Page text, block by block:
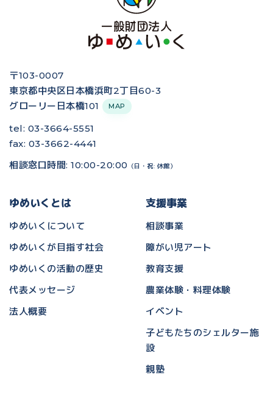
〒103-0007
東京都中央区日本橋浜町2丁目60-3
グローリー日本橋101
MAP
tel: 03-3664-5551
fax: 03-3662-4441
相談窓口時間: 10:00-20:00
（日・祝: 休館）
ゆめいくとは
ゆめいくについて
ゆめいくが目指す社会
ゆめいくの活動の歴史
代表メッセージ
法人概要
支援事業
相談事業
障がい児アート
教育支援
農業体験・料理体験
イベント
子どもたちのシェルター施
設
親塾